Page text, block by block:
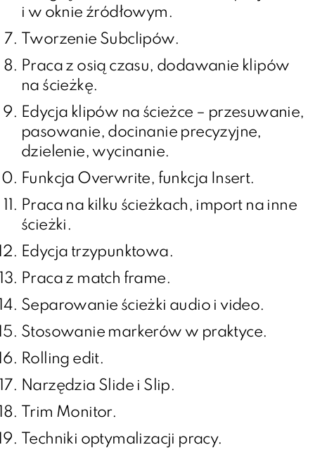
i w oknie źródłowym.
Tworzenie Subclipów.
Praca z osią czasu, dodawanie klipów
na ścieżkę.
Edycja klipów na ścieżce – przesuwanie,
pasowanie, docinanie precyzyjne,
dzielenie, wycinanie.
Funkcja Overwrite, funkcja Insert.
Praca na kilku ścieżkach, import na inne
ścieżki.
Edycja trzypunktowa.
Praca z match frame.
Separowanie ścieżki audio i video.
Stosowanie markerów w praktyce.
Rolling edit.
Narzędzia Slide i Slip.
Trim Monitor.
Techniki optymalizacji pracy.